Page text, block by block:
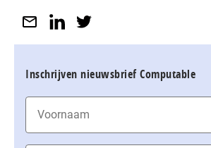
Inschrijven nieuwsbrief Computable